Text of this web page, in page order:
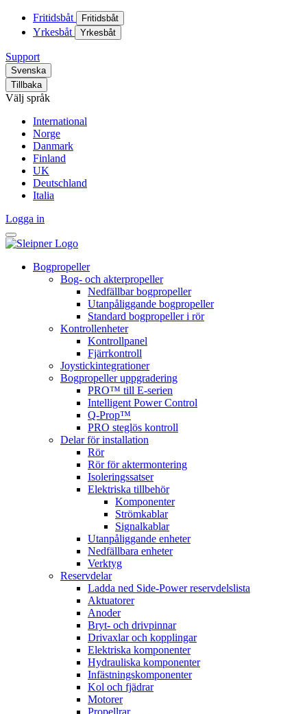
Fritidsbåt Fritidsbåt
Yrkesbåt Yrkesbåt
Support
Svenska
Tillbaka
Välj språk
International
Norge
Danmark
Finland
UK
Deutschland
Italia
Logga in
Bogpropeller
Bog- och akterpropeller
Nedfällbar bogpropeller
Utanpåliggande bogpropeller
Standard bogpropeller i rör
Kontrollenheter
Kontrollpanel
Fjärrkontroll
Joystickintegrationer
Bogpropeller uppgradering
PRO™ till E-serien
Intelligent Power Control
Q-Prop™
PRO steglös kontroll
Delar för installation
Rör
Rör för aktermontering
Isoleringssatser
Elektriska tillbehör
Komponenter
Strömkablar
Signalkablar
Utanpåliggande enheter
Nedfällbara enheter
Verktyg
Reservdelar
Ladda ned Side-Power reservdelslista
Aktuatorer
Anoder
Bryt- och drivpinnar
Drivaxlar och kopplingar
Elektriska komponenter
Hydrauliska komponenter
Infästningskomponenter
Kol och fjädrar
Motorer
Propellrar